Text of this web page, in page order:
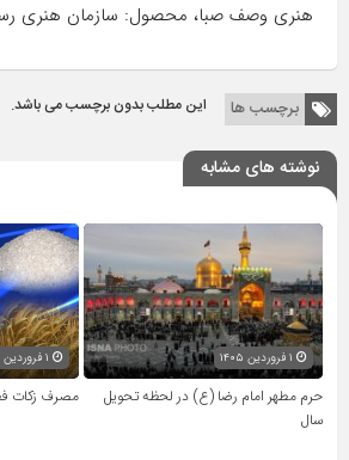
هنری وصف صبا، محصول: سازمان هنری
برچسب ها این مطلب بدون برچسب می باشد.
نوشته های مشابه
حرم مطهر امام رضا (ع) در لحظه تحویل
سال
مصرف زکات